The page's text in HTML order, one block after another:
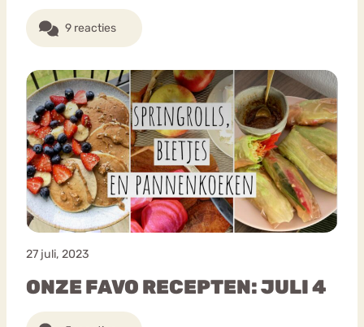
9 reacties
27 juli, 2023
ONZE FAVO RECEPTEN: JULI 4